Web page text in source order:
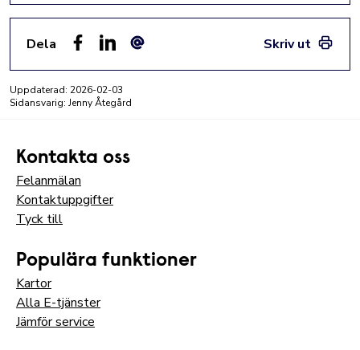
Dela
Skriv ut
Uppdaterad: 2026-02-03
Sidansvarig: Jenny Åtegård
Kontakta oss
Felanmälan
Kontaktuppgifter
Tyck till
Populära funktioner
Kartor
Alla E-tjänster
Jämför service